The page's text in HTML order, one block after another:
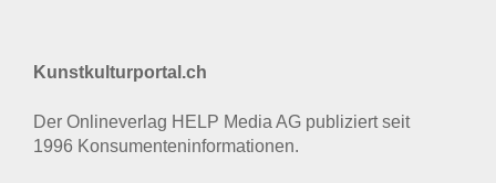
Kunstkulturportal.ch
Der Onlineverlag HELP Media AG publiziert seit
1996 Konsumenten­informationen.